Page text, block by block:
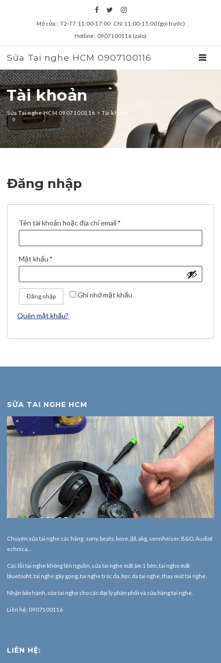
Mở cửa:: T2‑T7 11:00‑17:00 CN: 11:00‑15:00 (gọi trước)
Hotline: 0907100116 (zalo)
Sửa Tai nghe HCM 0907100116
Tài khoản
Sửa Tai nghe HCM 0907100116 > Tài khoản
zz
Đăng nhập
Tên tài khoản hoặc địa chỉ email *Bắt buộc
Mật khẩu *Bắt buộc
Ghi nhớ mật khẩu
Đăng nhập
Quên mật khẩu?
SỬA TAI NGHE HCM
Chuyên sửa tai nghe các hãng: sony, beats, bose, jbl, akg, sennheiser, B&O, Audiot
echnica…
Các lỗi tai nghe không lên nguồn, sửa tai nghe mất âm 1 bên, tai nghe mất
bluetooht, tai nghe gãy gọng, tai nghe tróc da, bọc da tai nghe, thay mút tai nghe.
Nhận bảo hành, sửa tai nghe cho các đại lý phân phối và cửa hàng tai nghe.
Liên hệ: 0907100116
LIÊN HỆ: